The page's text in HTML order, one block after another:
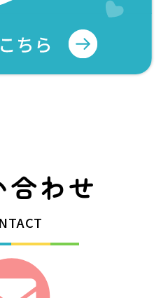
合わせ